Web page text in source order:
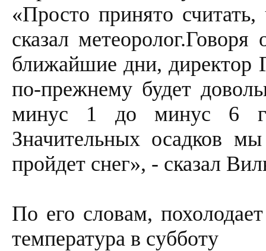
«Просто принято
сказал
ближайшие дни, директор
по-прежнему будет
минус 1 до минус 6
Значительных осадков
пройдет снег», - сказал
По его словам,
температура в субботу